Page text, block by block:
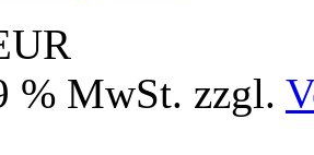
% MwSt. zzgl.